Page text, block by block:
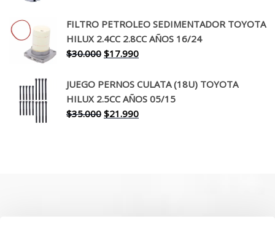
original
era:
$260.000.
actual
es:
FILTRO PETROLEO SEDIMENTADOR TOYOTA
HILUX 2.4CC 2.8CC AÑOS 16/24
$30.000 El
original
era:
$30.000.
$17.990El
actual
es:
$17.990.
JUEGO PERNOS CULATA (18U) TOYOTA
HILUX 2.5CC AÑOS 05/15
$35.000 El
$21.990El